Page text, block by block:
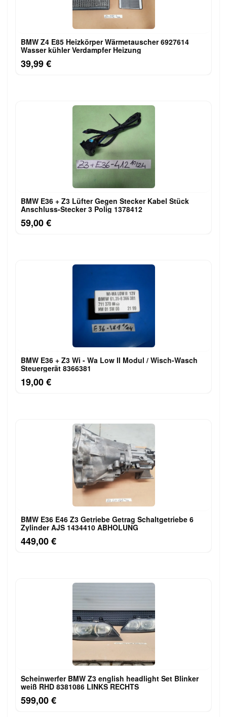
BMW Z4 E85 Heizkörper Wärmetauscher 6927614
Wasser kühler Verdampfer Heizung
39,99 €
BMW E36 + Z3 Lüfter Gegen Stecker Kabel Stück
Anschluss-Stecker 3 Polig 1378412
59,00 €
BMW E36 + Z3 Wi - Wa Low II Modul / Wisch-Wasch
Steuergerät 8366381
19,00 €
BMW E36 E46 Z3 Getriebe Getrag Schaltgetriebe 6
Zylinder AJS 1434410 ABHOLUNG
449,00 €
Scheinwerfer BMW Z3 english headlight Set Blinker
weiß RHD 8381086 LINKS RECHTS
599,00 €